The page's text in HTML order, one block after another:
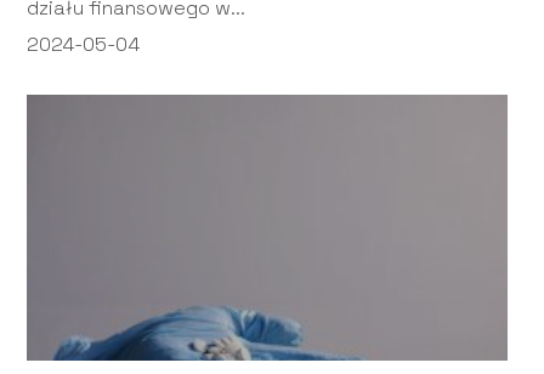
działu finansowego w...
2024-05-04